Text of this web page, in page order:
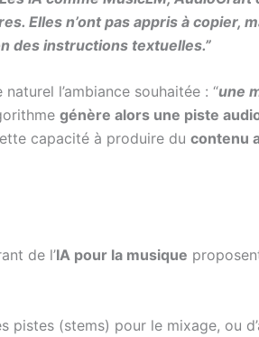
Elles n’ont pas appris à copier,
des instructions textuelles.”
l’ambiance souhaitée : “une
génère alors une piste
capacité à produire du contenu
de l’IA pour la musique
(stems) pour le mixage, ou